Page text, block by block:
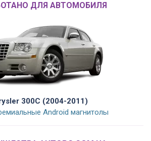
ДЛЯ АВТОМОБИЛЯ
300C (2004-2011)
Android магнитолы